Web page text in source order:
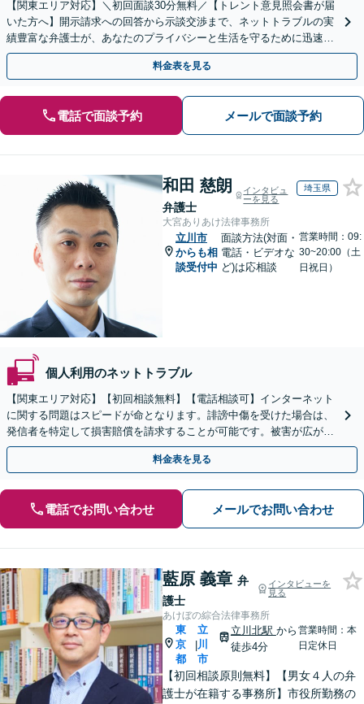
【関東エリア対応】＼初回面談30分無料／【トレント意見照会書が届
いた方へ】開示請求への回答から示談交渉まで、ネットトラブルの実
績豊富な弁護士が、あなたのプライバシーと生活を守るために迅速に
対応します【セミナー実績多数】【休日・夜間相談OK】
料金表を見る
電話で面談予約 メールで面談予約
和田 慈朗
弁護士
インタビュ
ーを見る
埼玉県
大宮ありあけ法律事務所
立川市
からも相
談受付中
面談方法(対面・
電話・ビデオな
ど)は応相談
営業時間：09:
30~20:00（土
日祝日）
個人利用のネットトラブル
【関東エリア対応】【初回相談無料】【電話相談可】インターネット
に関する問題はスピードが命となります。誹謗中傷を受けた場合は、
発信者を特定して損害賠償を請求することが可能です。被害が広がる
前にご相談ください。【土曜・夜間対応】
料金表を見る
電話でお問い合わせ メールでお問い合わせ
藍原 義章 弁
護士
インタビューを
見る
あけぼの綜合法律事務所
東
京
都
|
立
川
市
立川北駅 から
徒歩4分
営業時間：本
日定休日
【初回相談原則無料】【男女４人の弁
護士が在籍する事務所】市役所勤務の